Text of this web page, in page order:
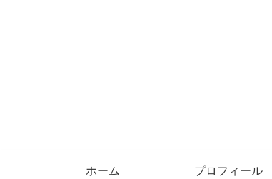
ホーム プロフィール